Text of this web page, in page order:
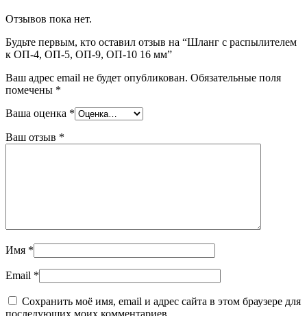
Отзывов пока нет.
Будьте первым, кто оставил отзыв на “Шланг с распылителем
к ОП-4, ОП-5, ОП-9, ОП-10 16 мм”
Ваш адрес email не будет опубликован. Обязательные поля
помечены *
Ваша оценка *
Ваш отзыв *
Имя *
Email *
Сохранить моё имя, email и адрес сайта в этом браузере для